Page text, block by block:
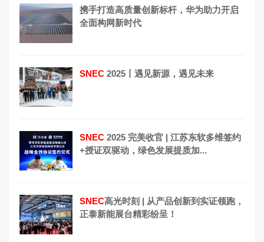
携手打造高质量创新标杆，华为助力开启
全面构网新时代
SNEC 2025丨遇见新源，遇见未来
SNEC 2025 完美收官 | 江苏东软多维签约
+授证双驱动，绿色发展提质加...
SNEC高光时刻 | 从产品创新到实证领跑，
正泰新能展台精彩纷呈！